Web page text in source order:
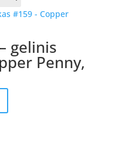
gelinis
Penny,